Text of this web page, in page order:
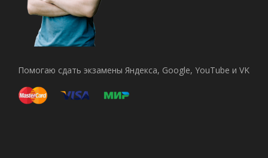
Помогаю сдать экзамены Яндекса, Google, YouTube и VK